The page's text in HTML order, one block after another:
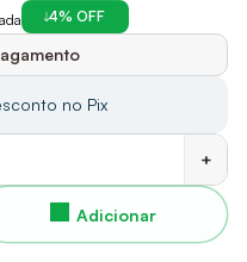
4% OFF
no Pix
+